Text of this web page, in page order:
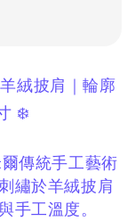
絨披肩｜輪廓
❄️
傳統手工藝術
繡於羊絨披肩
手工溫度。